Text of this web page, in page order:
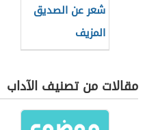
شعر عن الصديق
المزيف
مقالات من تصنيف الآداب